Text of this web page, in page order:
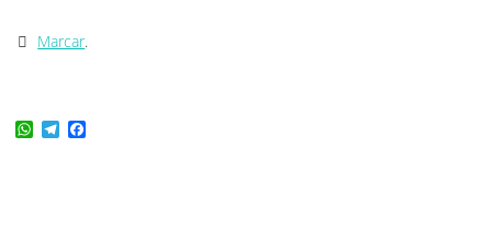
Marcar.
WhatsApp
Telegram